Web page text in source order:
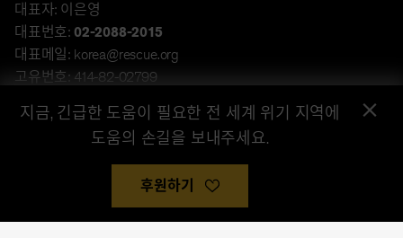
대표자: 이은영
대표번호: 02-2088-2015
대표메일: korea@rescue.org
고유번호: 414-82-02799
주소: 서울특별시 강남구 언주로 432, 13층 (역삼동, 타워432)
계좌후원: 하나은행 340-910045-81904(재단법인 국제구조위원
© 저작권 : 국제구조위원회 / International Rescue Committee,
×
지금, 긴급한 도움이 필요한 전 세계 위기 지역에
도움의 손길을 보내주세요.
후원하기